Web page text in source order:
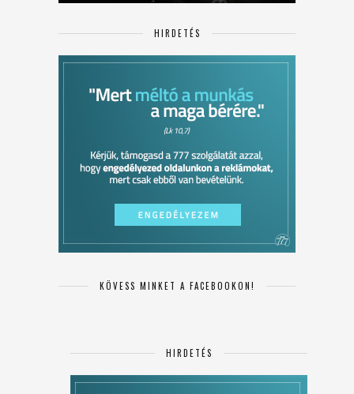
HIRDETÉS
KÖVESS MINKET A FACEBOOKON!
HIRDETÉS